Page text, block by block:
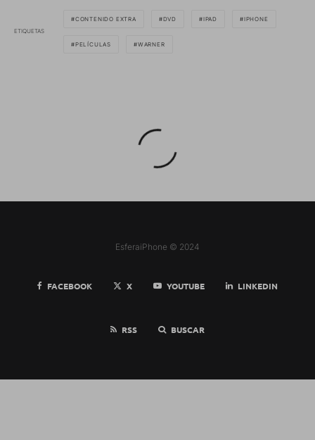
ETIQUETAS
CONTENIDO EXTRA DVD IPAD IPHONE
PELÍCULAS WARNER
EsferaiPhone © 2024
FACEBOOK X YOUTUBE LINKEDIN
RSS BUSCAR